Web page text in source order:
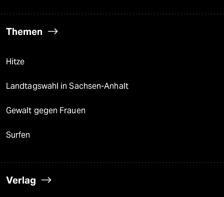
Themen
Hitze
Landtagswahl in Sachsen-Anhalt
Gewalt gegen Frauen
Surfen
Verlag